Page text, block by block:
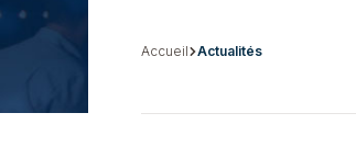
Fil
Accueil Actualités